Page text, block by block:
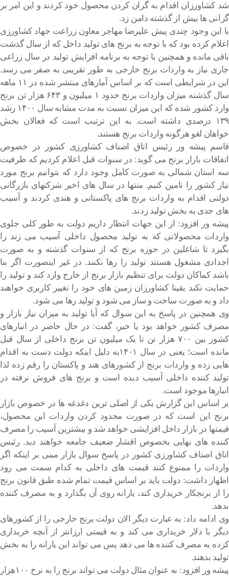
شد کشاورزان اقدام به گران کردن محصول خود کردند و این امر بر
گرانی ها بیش از گذشته دامن زد.
با این وجود چندی پیش علیرضا مهاجر معاون زراعت جهاد کشاورزی
اعلام کرده بود که با توجه به برنج های تولید داخل که از سال گذشت
باقی مانده و همچنین با توجه به برنامه افزایش تولید در سال زراعی
جاری نیاز به واردات برنج خارجی به طور تقریبی به صفر می رسد.
این در شرایطی است که بر اساس آمارهای منتشر شده در ۱۱ ماهه
سال گذشته میزان واردات برنج حدود ۱ میلیون و ۶۴۳ هزار تن برنج
وارد کشور شده که این میزان نسبت به مدت مشابه سال ۱۴۰۰ رشد
۱۳۹ درصدی داشته است. به این ترتیب است که فعالان بخش
خواهان لغو هرگونه واردات برنج هستند.
قاسم پیشه ور رئیس اتاق اصناف کشاورزی کشور در خصوص
اتفاقات بازار برنج می گوید: در سنوات قبل اعلام کردیم که ظرفیت
سه استان شمالی به صورت کامل وجود دارد که بتوانیم برنج مورد
نیاز کشور را تامین کنیم. منتها در سال های اخیر شرکتهای بازرگانی
دولتی اقدام به واردات برنج های پاکستانی و هندی کردند و آسیب
های جدی به بخش تولید زدند.
پیشه ور افزود: از این جهات انتظار داریم دولت به طور کلی جلوی
واردات محصولاتی که به تولید محصول داخلی آسیب می زند را
بگیرد تا شاغلین در حوزه برنج که از سنوات گذشته و به صورت
اجدادی مشغول هستند تولید را رها نکنند. در غیر اینصورت اگر بنا
باشد کماکان دولت برای تنظیم بازار برنج از خارج وارد کند و تولید را
حمایت نکند یقینا کشاورزان زمین های خود را تغییر کاربری خواهند
داد و به صورت ساخت و ساز می شود و تولید رها می شود.
وی همچنین در پاسخ به این سوال که آیا تولید به میزان نیاز بازار و
مصرف کشور خواهد بود یا خیر، گفت: در حال حاضر در انبارهای
کشور بین ۷۰۰ هزار تن تا یک میلیون تن برنج داخلی از سال قبل
مانده است؛ یعنی در سال ۱۴۰۱به دلیل اینکه دولت دست به اقدام
هایی زده و واردات برنج از کشورهای هند و پاکستان را رقم زده لذا
تولید کننده داخلی آسیب دیده است و برنج های فروش نرفته در
انبارها موجود است.
بر اساس این گزارش یکی از اصلی ترین دغدغه ها در خصوص بازار
برنج این است که در صورت محدود کردن واردات این محصول،
قیمتها در بازار داخل افزایشی خواهد شد و بیشترین آسیب را مصرف
کننده های نهایی بخصوص اقشار ضعیف جامعه خواهند دید. رئیس
اتاق اصناف کشاورزی کشور در پاسخ سوال بازار مبنی بر اینکه اگر
واردات را ممنوع کنند قیمت های داخلی به کدام سمت می رود
اظهار داشت: دولت باید بر اساس قیمت تمام شده طبق قانون برنج
را از برنجکار خریداری کند، یارانه روی آن بگذارد و به مصرف کننده
بدهد.
وی ادامه داد: به عبارت دیگر الان دولت برنج خارجی را از کشورهای
دیگر با دلار خریداری می کند و به قیمتی ارزانتر از آنچه خریداری
کرده به مصرف کننده ها می دهد پس می تواند این یارانه را به بخش
تولید بدهند.
پیشه ور افزود: به عنوان مثال دولت می تواند برنج را به نرخ ۱۰۰هزار